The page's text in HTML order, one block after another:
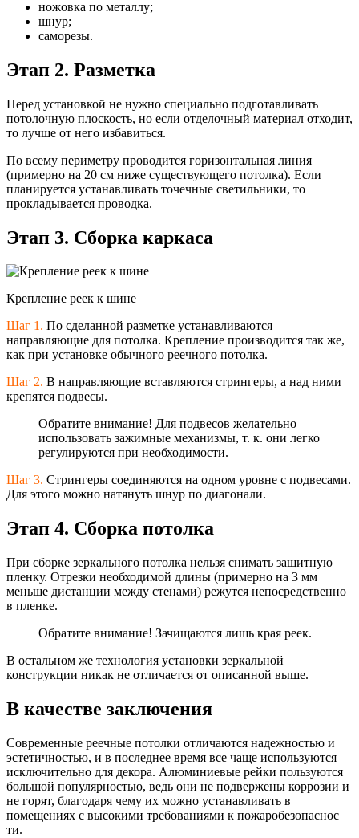
ножовка по металлу;
шнур;
саморезы.
Этап 2. Разметка
Перед установкой не нужно специально подготавливать
потолочную плоскость, но если отделочный материал отходит,
то лучше от него избавиться.
По всему периметру проводится горизонтальная линия
(примерно на 20 см ниже существующего потолка). Если
планируется устанавливать точечные светильники, то
прокладывается проводка.
Этап 3. Сборка каркаса
Крепление реек к шине
Шаг 1. По сделанной разметке устанавливаются
направляющие для потолка. Крепление производится так же,
как при установке обычного реечного потолка.
Шаг 2. В направляющие вставляются стрингеры, а над ними
крепятся подвесы.
Обратите внимание! Для подвесов желательно
использовать зажимные механизмы, т. к. они легко
регулируются при необходимости.
Шаг 3. Стрингеры соединяются на одном уровне с подвесами.
Для этого можно натянуть шнур по диагонали.
Этап 4. Сборка потолка
При сборке зеркального потолка нельзя снимать защитную
пленку. Отрезки необходимой длины (примерно на 3 мм
меньше дистанции между стенами) режутся непосредственно
в пленке.
Обратите внимание! Зачищаются лишь края реек.
В остальном же технология установки зеркальной
конструкции никак не отличается от описанной выше.
В качестве заключения
Современные реечные потолки отличаются надежностью и
эстетичностью, и в последнее время все чаще используются
исключительно для декора. Алюминиевые рейки пользуются
большой популярностью, ведь они не подвержены коррозии и
не горят, благодаря чему их можно устанавливать в
помещениях с высокими требованиями к пожаробезопаснос
ти.